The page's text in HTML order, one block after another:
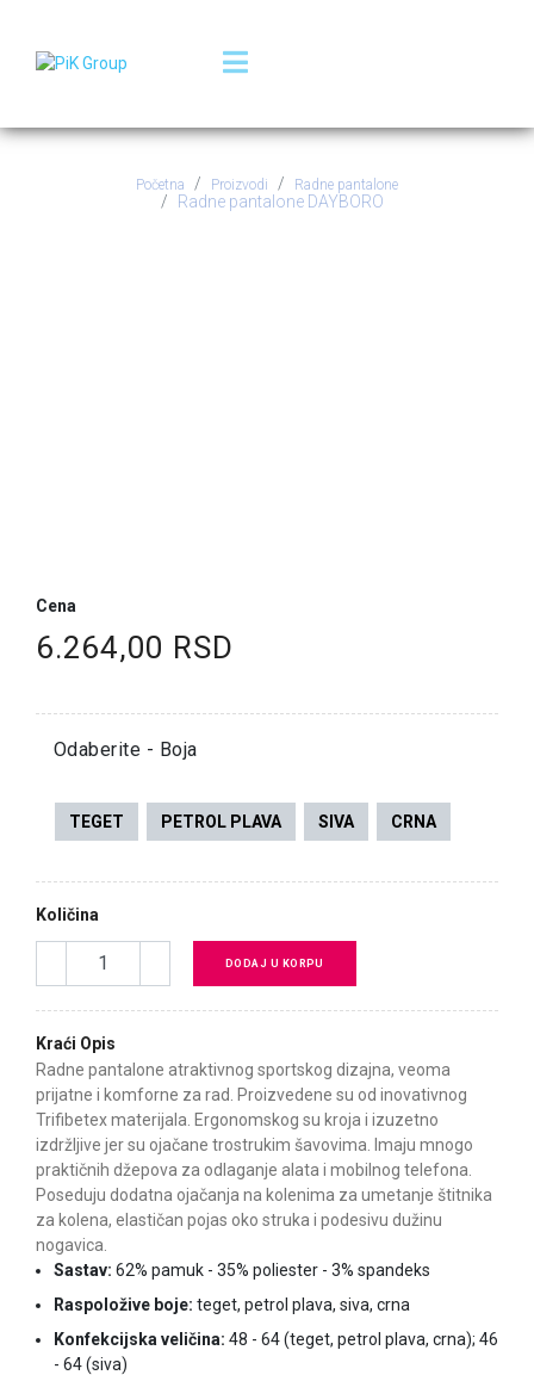
Početna Proizvodi Radne pantalone
Radne pantalone DAYBORO
Cena
6.264,00 RSD
Odaberite - Boja
TEGET PETROL PLAVA SIVA CRNA
Količina
DODAJ U KORPU
Kraći Opis
Radne pantalone atraktivnog sportskog dizajna, veoma
prijatne i komforne za rad. Proizvedene su od inovativnog
Trifibetex materijala. Ergonomskog su kroja i izuzetno
izdržljive jer su ojačane trostrukim šavovima. Imaju mnogo
praktičnih džepova za odlaganje alata i mobilnog telefona.
Poseduju dodatna ojačanja na kolenima za umetanje štitnika
za kolena, elastičan pojas oko struka i podesivu dužinu
nogavica.
Sastav: 62% pamuk - 35% poliester - 3% spandeks
Raspoložive boje: teget, petrol plava, siva, crna
Konfekcijska veličina: 48 - 64 (teget, petrol plava, crna); 46
- 64 (siva)